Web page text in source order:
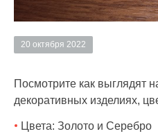
20 октября 2022
Посмотрите как выглядят
декоративных изделиях,
Цвета: Золото и Серебро